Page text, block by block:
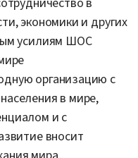
экономики и других
усилиям ШОС
организацию с
я в мире,
и с
вносит